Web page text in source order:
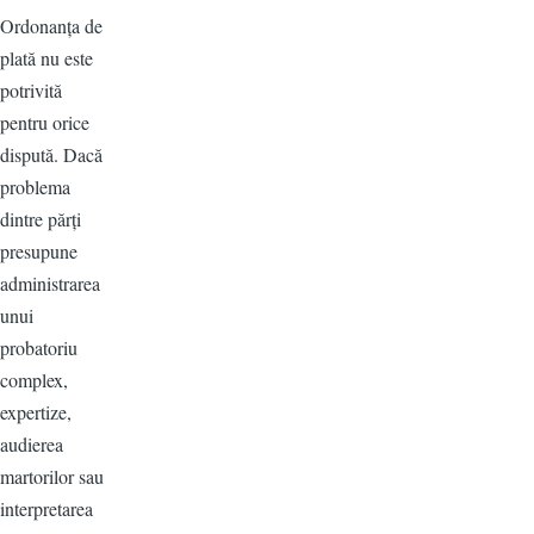
Ordonanța de
plată nu este
potrivită
pentru orice
dispută. Dacă
problema
dintre părți
presupune
administrarea
unui
probatoriu
complex,
expertize,
audierea
martorilor sau
interpretarea